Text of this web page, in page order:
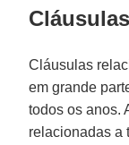
Cláusulas
em grande
todos os anos.
relacionadas a